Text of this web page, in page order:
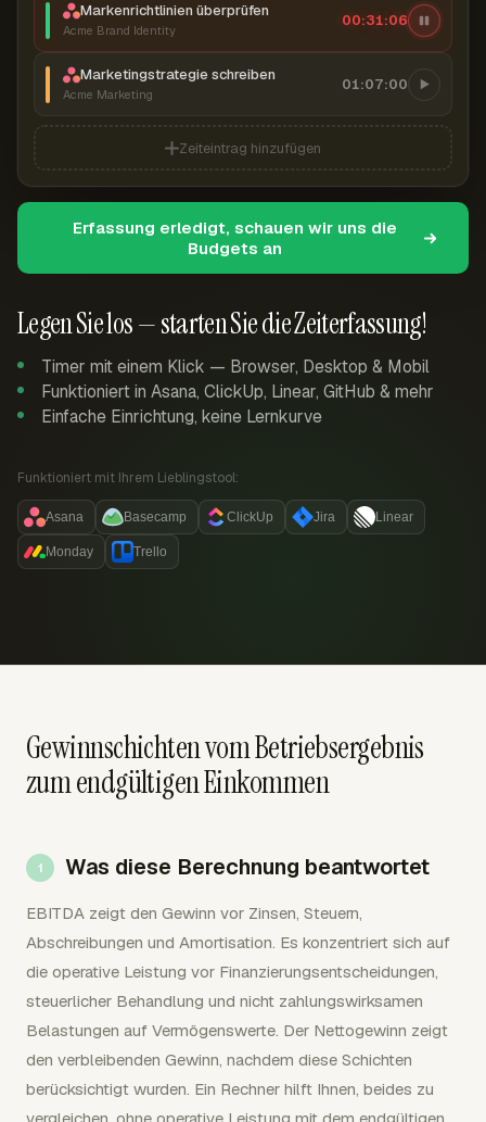
Legen Sie los — starten Sie die Zeiterfassung!
Timer mit einem Klick — Browser, Desktop & Mobil
Funktioniert in Asana, ClickUp, Linear, GitHub & mehr
Einfache Einrichtung, keine Lernkurve
Funktioniert mit Ihrem Lieblingstool:
Asana Basecamp ClickUp Jira Linear
Monday Trello
Markenrichtlinien überprüfen
Acme Brand Identity
00:31:07
Marketingstrategie schreiben
Acme Marketing
01:07:00
Zeiteintrag hinzufügen
Erfassung erledigt, schauen wir uns die
Budgets an
Gewinnschichten vom Betriebsergebnis
zum endgültigen Einkommen
Was diese Berechnung beantwortet
EBITDA zeigt den Gewinn vor Zinsen, Steuern,
Abschreibungen und Amortisation. Es konzentriert sich auf
die operative Leistung vor Finanzierungsentscheidungen,
steuerlicher Behandlung und nicht zahlungswirksamen
Belastungen auf Vermögenswerte. Der Nettogewinn zeigt
den verbleibenden Gewinn, nachdem diese Schichten
berücksichtigt wurden. Ein Rechner hilft Ihnen, beides zu